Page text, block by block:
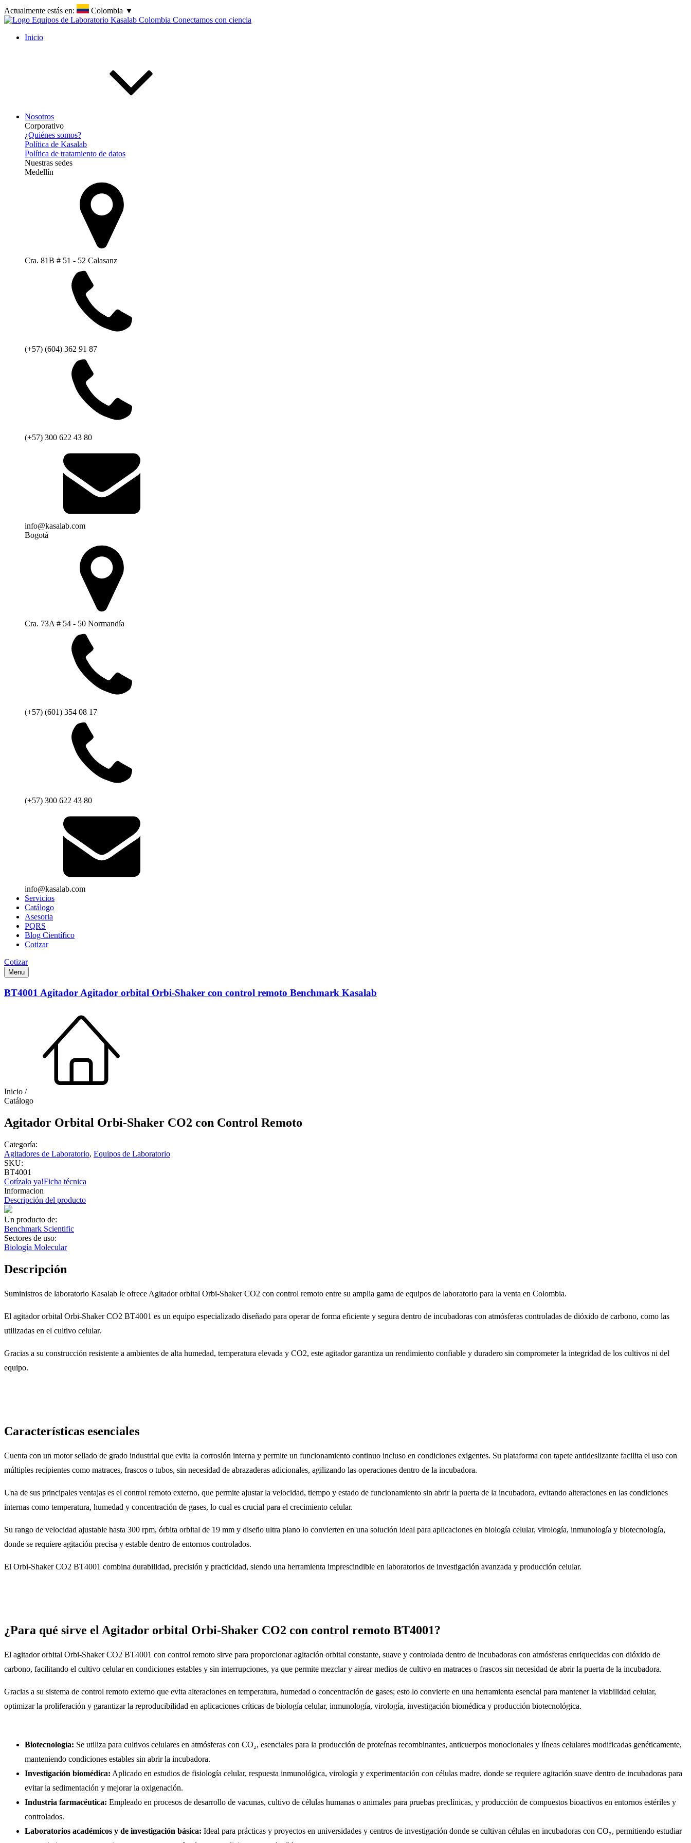
Actualmente estás en: Colombia ▼
Inicio
Nosotros
Corporativo
¿Quiénes somos?
Política de Kasalab
Política de tratamiento de datos
Nuestras sedes
Medellín
Cra. 81B # 51 - 52 Calasanz
(+57) (604) 362 91 87
(+57) 300 622 43 80
info@kasalab.com
Bogotá
Cra. 73A # 54 - 50 Normandía
(+57) (601) 354 08 17
(+57) 300 622 43 80
info@kasalab.com
Servicios
Catálogo
Asesoria
PQRS
Blog Científico
Cotizar
Cotizar
Menu
BT4001 Agitador Agitador orbital Orbi-Shaker con control remoto Benchmark Kasalab
Inicio /
Catálogo
Agitador Orbital Orbi-Shaker CO2 con Control Remoto
Categoría:
Agitadores de Laboratorio, Equipos de Laboratorio
SKU:
BT4001
Cotízalo ya!Ficha técnica
Informacion
Descripción del producto
Un producto de:
Benchmark Scientific
Sectores de uso:
Biología Molecular
Descripción
Suministros de laboratorio Kasalab le ofrece Agitador orbital Orbi-Shaker CO2 con control remoto entre su amplia gama de equipos de laboratorio para la venta en Colombia.
El agitador orbital Orbi-Shaker CO2 BT4001 es un equipo especializado diseñado para operar de forma eficiente y segura dentro de incubadoras con atmósferas controladas de dióxido de carbono, como las
utilizadas en el cultivo celular.
Gracias a su construcción resistente a ambientes de alta humedad, temperatura elevada y CO2, este agitador garantiza un rendimiento confiable y duradero sin comprometer la integridad de los cultivos ni del
equipo.
Características esenciales
Cuenta con un motor sellado de grado industrial que evita la corrosión interna y permite un funcionamiento continuo incluso en condiciones exigentes. Su plataforma con tapete antideslizante facilita el uso con
múltiples recipientes como matraces, frascos o tubos, sin necesidad de abrazaderas adicionales, agilizando las operaciones dentro de la incubadora.
Una de sus principales ventajas es el control remoto externo, que permite ajustar la velocidad, tiempo y estado de funcionamiento sin abrir la puerta de la incubadora, evitando alteraciones en las condiciones
internas como temperatura, humedad y concentración de gases, lo cual es crucial para el crecimiento celular.
Su rango de velocidad ajustable hasta 300 rpm, órbita orbital de 19 mm y diseño ultra plano lo convierten en una solución ideal para aplicaciones en biología celular, virología, inmunología y biotecnología,
donde se requiere agitación precisa y estable dentro de entornos controlados.
El Orbi-Shaker CO2 BT4001 combina durabilidad, precisión y practicidad, siendo una herramienta imprescindible en laboratorios de investigación avanzada y producción celular.
¿Para qué sirve el Agitador orbital Orbi-Shaker CO2 con control remoto BT4001?
El agitador orbital Orbi-Shaker CO2 BT4001 con control remoto sirve para proporcionar agitación orbital constante, suave y controlada dentro de incubadoras con atmósferas enriquecidas con dióxido de
carbono, facilitando el cultivo celular en condiciones estables y sin interrupciones, ya que permite mezclar y airear medios de cultivo en matraces o frascos sin necesidad de abrir la puerta de la incubadora.
Gracias a su sistema de control remoto externo que evita alteraciones en temperatura, humedad o concentración de gases; esto lo convierte en una herramienta esencial para mantener la viabilidad celular,
optimizar la proliferación y garantizar la reproducibilidad en aplicaciones críticas de biología celular, inmunología, virología, investigación biomédica y producción biotecnológica.
Biotecnología: Se utiliza para cultivos celulares en atmósferas con CO₂, esenciales para la producción de proteínas recombinantes, anticuerpos monoclonales y líneas celulares modificadas genéticamente,
manteniendo condiciones estables sin abrir la incubadora.
Investigación biomédica: Aplicado en estudios de fisiología celular, respuesta inmunológica, virología y experimentación con células madre, donde se requiere agitación suave dentro de incubadoras para
evitar la sedimentación y mejorar la oxigenación.
Industria farmacéutica: Empleado en procesos de desarrollo de vacunas, cultivo de células humanas o animales para pruebas preclínicas, y producción de compuestos bioactivos en entornos estériles y
controlados.
Laboratorios académicos y de investigación básica: Ideal para prácticas y proyectos en universidades y centros de investigación donde se cultivan células en incubadoras con CO₂, permitiendo estudiar